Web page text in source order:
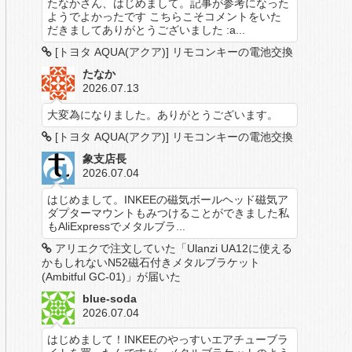
たなかさん、はじめまして。記事が参考になった
ようでよかったです こちらこそコメントをいた
だきましてありがとうございました :a...
[トヨタ AQUA(アクア)] リモコンキーの電池交換
たなか
2026.07.13
大変為になりました。ありがとうございます。
[トヨタ AQUA(アクア)] リモコンキーの電池交換
象支店長
2026.07.04
はじめまして。INKEEの磁気ボールヘッド磁気ア
ダプターマウントもみつけることができました私
もAliExpressでメタルブラ...
アリエクで注文していた「Ulanzi UA12に使える
かもしれないN52磁石付きメタルブラケット
(Ambitful GC-01)」が届いた
blue-soda
2026.07.04
はじめまして！INKEEのやっすいエアチューブラ